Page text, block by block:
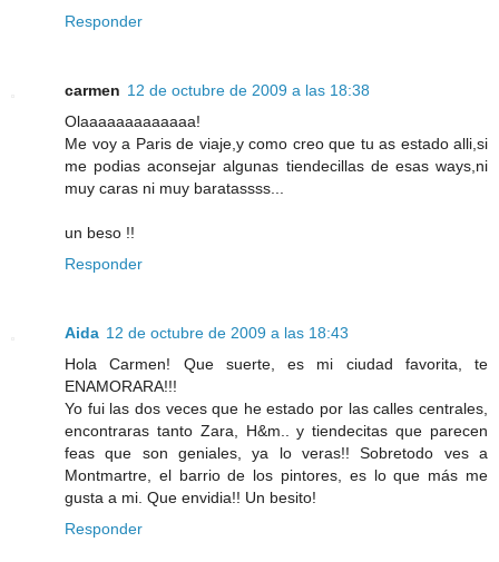
Responder
carmen 12 de octubre de 2009 a las 18:38
Olaaaaaaaaaaaaa!
Me voy a Paris de viaje,y como creo que tu as estado alli,si
me podias aconsejar algunas tiendecillas de esas ways,ni
muy caras ni muy baratassss...
un beso !!
Responder
Aida 12 de octubre de 2009 a las 18:43
Hola Carmen! Que suerte, es mi ciudad favorita, te
ENAMORARA!!!
Yo fui las dos veces que he estado por las calles centrales,
encontraras tanto Zara, H&m.. y tiendecitas que parecen
feas que son geniales, ya lo veras!! Sobretodo ves a
Montmartre, el barrio de los pintores, es lo que más me
gusta a mi. Que envidia!! Un besito!
Responder